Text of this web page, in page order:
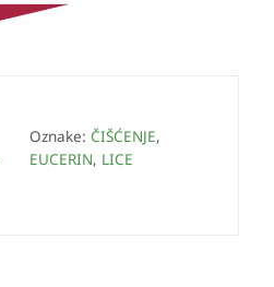
Oznake: ČIŠĆENJE,
EUCERIN, LICE